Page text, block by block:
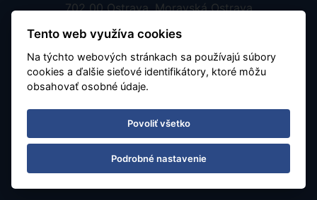
702 00 Ostrava, Moravská Ostrava
Otváracia doba
Tento web využíva cookies
Na týchto webových stránkach sa používajú súbory
cookies a ďalšie sieťové identifikátory, ktoré môžu
obsahovať osobné údaje.
Povoliť všetko
Podrobné nastavenie